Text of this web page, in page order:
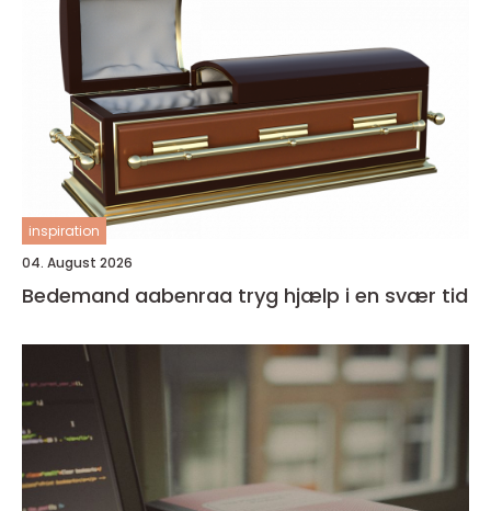
inspiration
04. August 2026
Bedemand aabenraa tryg hjælp i en svær tid